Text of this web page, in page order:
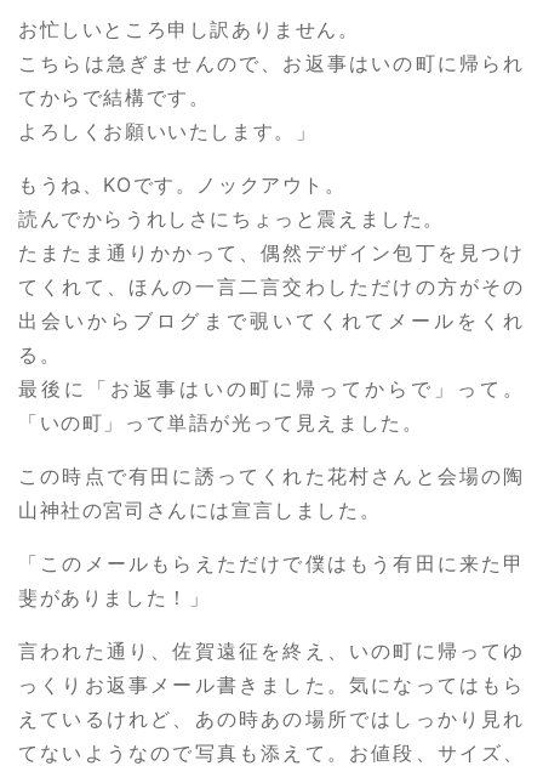
お忙しいところ申し訳ありません。
こちらは急ぎませんので、お返事はいの町に帰られ
てからで結構です。
よろしくお願いいたします。」
もうね、KOです。ノックアウト。
読んでからうれしさにちょっと震えました。
たまたま通りかかって、偶然デザイン包丁を見つけ
てくれて、ほんの一言二言交わしただけの方がその
出会いからブログまで覗いてくれてメールをくれ
る。
最後に「お返事はいの町に帰ってからで」って。
「いの町」って単語が光って見えました。
この時点で有田に誘ってくれた花村さんと会場の陶
山神社の宮司さんには宣言しました。
「このメールもらえただけで僕はもう有田に来た甲
斐がありました！」
言われた通り、佐賀遠征を終え、いの町に帰ってゆ
っくりお返事メール書きました。気になってはもら
えているけれど、あの時あの場所ではしっかり見れ
てないようなので写真も添えて。お値段、サイズ、